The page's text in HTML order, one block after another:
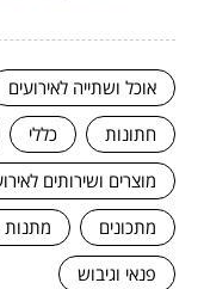
אוכל ושתייה לאירועים
חתונות
כללי
מוצרים ושירותים
מתכונים
מתנות
פנאי וגיבוש